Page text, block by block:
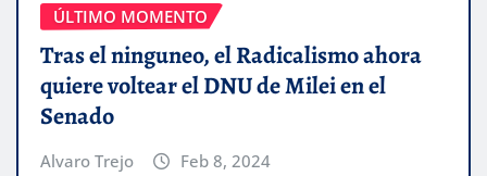
ÚLTIMO MOMENTO
Tras el ninguneo, el Radicalismo ahora
quiere voltear el DNU de Milei en el
Senado
Alvaro Trejo Feb 8, 2024